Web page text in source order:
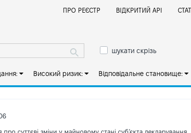
ПРО РЕЄСТР ВІДКРИТИЙ АРІ
шукати скрізь
Високий ризик: Відповідальне становище:
про суттєві зміни у майновому стані субʼєкта декларування